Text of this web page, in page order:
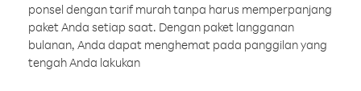
ponsel dengan tarif murah tanpa harus memperpanjang
paket Anda setiap saat. Dengan paket langganan
bulanan, Anda dapat menghemat pada panggilan yang
tengah Anda lakukan